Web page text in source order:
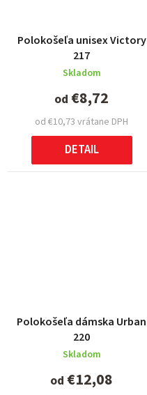
Polokošeľa unisex Victory
217
Skladom
od €10,73 vrátane DPH
od €8,72
DETAIL
Polokošeľa dámska Urban
220
Skladom
od €12,08